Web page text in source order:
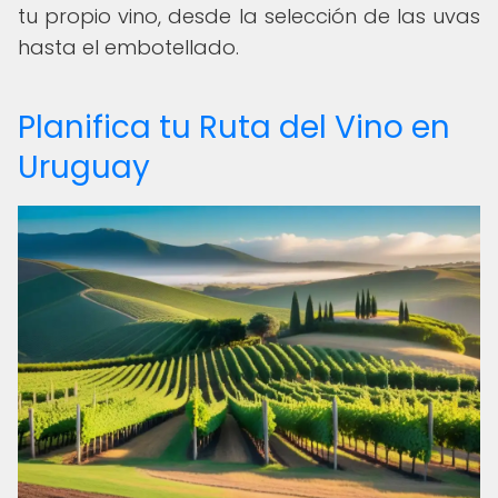
tu propio vino, desde la selección de las uvas
hasta el embotellado.
Planifica tu Ruta del Vino en
Uruguay